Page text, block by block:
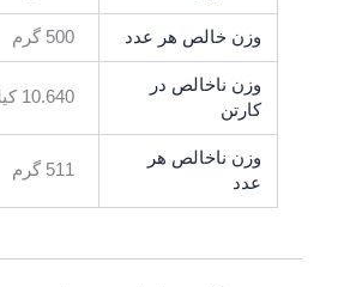
وزن خالص هر عدد 500 گرم
وزن ناخالص در
کارتن
10.640 کیلوگرم
وزن ناخالص هر
عدد
511 گرم